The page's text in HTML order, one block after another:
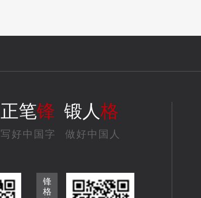
正笔锋 锻人格
写好中国字 做好中国人
锋
格